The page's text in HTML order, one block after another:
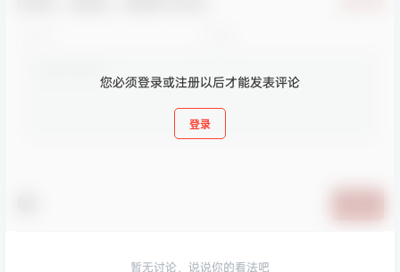
您必须登录或注册以后才能发表评论
登录
暂无讨论，说说你的看法吧